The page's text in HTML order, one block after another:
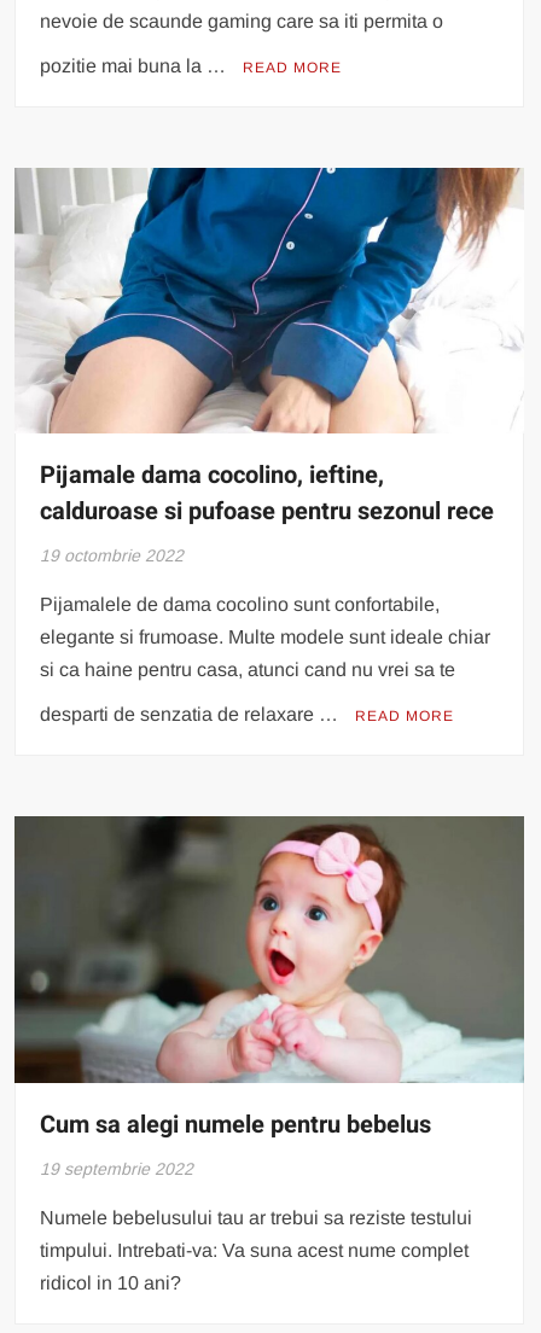
nevoie de scaunde gaming care sa iti permita o
pozitie mai buna la … READ MORE
Pijamale dama cocolino, ieftine,
calduroase si pufoase pentru sezonul rece
19 octombrie 2022
Pijamalele de dama cocolino sunt confortabile,
elegante si frumoase. Multe modele sunt ideale chiar
si ca haine pentru casa, atunci cand nu vrei sa te
desparti de senzatia de relaxare … READ MORE
Cum sa alegi numele pentru bebelus
19 septembrie 2022
Numele bebelusului tau ar trebui sa reziste testului
timpului. Intrebati-va: Va suna acest nume complet
ridicol in 10 ani?